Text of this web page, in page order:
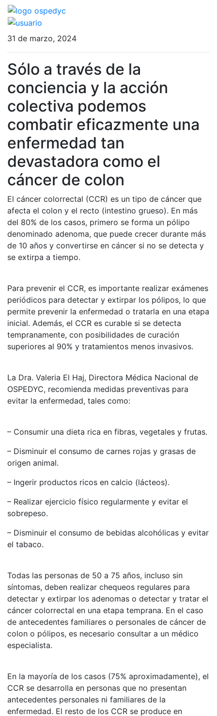
31 de marzo, 2024
Sólo a través de la
conciencia y la acción
colectiva podemos
combatir eficazmente una
enfermedad tan
devastadora como el
cáncer de colon
El cáncer colorrectal (CCR) es un tipo de cáncer que
afecta el colon y el recto (intestino grueso). En más
del 80% de los casos, primero se forma un pólipo
denominado adenoma, que puede crecer durante más
de 10 años y convertirse en cáncer si no se detecta y
se extirpa a tiempo.
Para prevenir el CCR, es importante realizar exámenes
periódicos para detectar y extirpar los pólipos, lo que
permite prevenir la enfermedad o tratarla en una etapa
inicial. Además, el CCR es curable si se detecta
tempranamente, con posibilidades de curación
superiores al 90% y tratamientos menos invasivos.
La Dra. Valeria El Haj, Directora Médica Nacional de
OSPEDYC, recomienda medidas preventivas para
evitar la enfermedad, tales como:
– Consumir una dieta rica en fibras, vegetales y frutas.
– Disminuir el consumo de carnes rojas y grasas de
origen animal.
– Ingerir productos ricos en calcio (lácteos).
– Realizar ejercicio físico regularmente y evitar el
sobrepeso.
– Disminuir el consumo de bebidas alcohólicas y evitar
el tabaco.
Todas las personas de 50 a 75 años, incluso sin
síntomas, deben realizar chequeos regulares para
detectar y extirpar los adenomas o detectar y tratar el
cáncer colorrectal en una etapa temprana. En el caso
de antecedentes familiares o personales de cáncer de
colon o pólipos, es necesario consultar a un médico
especialista.
En la mayoría de los casos (75% aproximadamente), el
CCR se desarrolla en personas que no presentan
antecedentes personales ni familiares de la
enfermedad. El resto de los CCR se produce en